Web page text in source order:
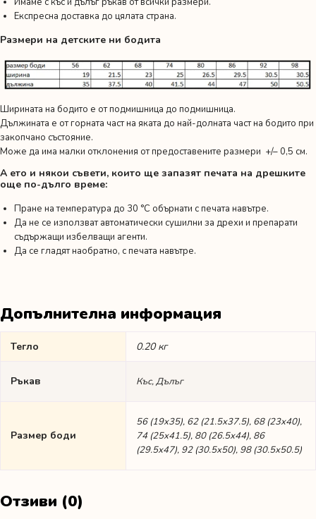
Експресна доставка до цялата страна.
Размери на детските ни бодита
Ширината на бодито е от подмишница до подмишница.
Дължината е от горната част на яката до най-долната част на бодито при
закопчано състояние.
Може да има малки отклонения от предоставените размери +/– 0,5 см.
А ето и някои съвети, които ще запазят печата на дрешките
още по-дълго време:
Пране на температура до 30 °C обърнати с печата навътре.
Да не се използват автоматически сушилни за дрехи и препарати
съдържащи избелващи агенти.
Да се гладят наобратно, с печата навътре.
Допълнителна информация
Тегло 0.20 кг
Ръкав Къс, Дълъг
Размер боди
56 (19х35), 62 (21.5х37.5), 68 (23х40),
74 (25х41.5), 80 (26.5х44), 86
(29.5х47), 92 (30.5х50), 98 (30.5х50.5)
Отзиви (0)